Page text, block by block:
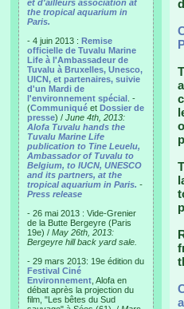
et d'ailleurs association at
the tropical aquarium in
Paris.
- 4 juin 2013 : Remise
officielle de Tuvalu Marine
Life à l'Ambassadeur de
Tuvalu à Bruxelles, Unesco,
UICN, et partenaires, suivie
d'un Mardi de
l'environnement spécial . -
(Communiqué et Dossier de
presse) / June 4th, 2013:
Alofa Tuvalu hands the
Tuvalu Marine Life
publication to Tine Leuelu,
Ambassador of Tuvalu to
Belgium, to IUCN, UNESCO
and its partners, at the
tropical aquarium in Paris. -
Press release
- 26 mai 2013 : Vide-Grenier
de la Butte Bergeyre (Paris
19e) / May 26th, 2013:
Bergeyre hill back yard sale.
- 29 mars 2013: 19e édition du
Festival Ciné
Environnement , Alofa en
débat après la projection du
film, "Les bêtes du Sud